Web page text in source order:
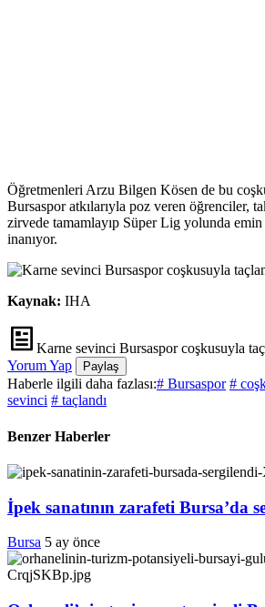
Öğretmenleri Arzu Bilgen Kösen de bu
Bursaspor atkılarıyla poz veren öğrenciler,
zirvede tamamlayıp Süper Lig yolunda
inanıyor.
Kaynak: IHA
Karne sevinci Bursaspor coşkusuyla
Yorum Yap
Paylaş
Haberle ilgili daha fazlası:# Bursaspor #
sevinci # taçlandı
Benzer Haberler
İpek sanatının zarafeti Bursa’da
Bursa 5 ay önce